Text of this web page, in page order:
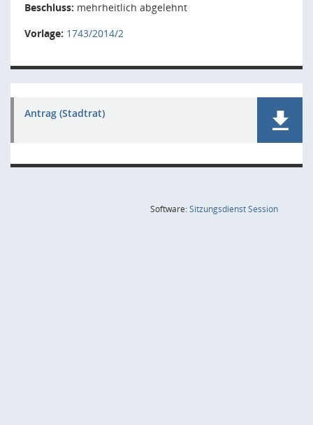
Beschluss: mehrheitlich abgelehnt
Vorlage: 1743/2014/2
Antrag (Stadtrat)
Software:SitzungsdienstSession(Wird in